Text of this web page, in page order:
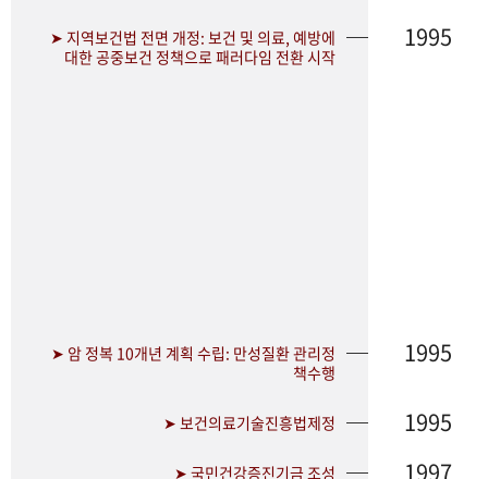
➤ 지역보건법 전면 개정: 보건 및 의료, 예방에
대한 공중보건 정책으로 패러다임 전환 시작
1995
➤ 암 정복 10개년 계획 수립: 만성질환 관리정
책수행
1995
➤ 보건의료기술진흥법제정 1995
➤ 국민건강증진기금 조성 1997